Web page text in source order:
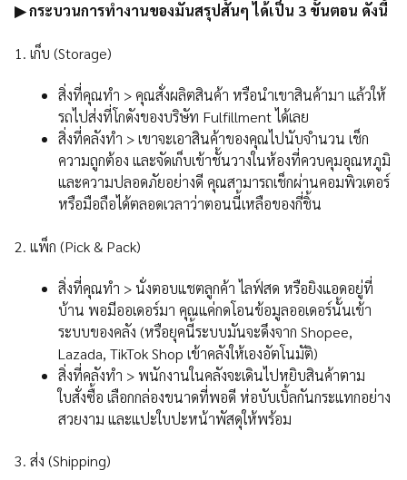
▶ กระบวนการทำงานของมันสรุปสั้นๆ ได้เป็น 3 ขั้นตอน ดังนี้
1. เก็บ (Storage)
สิ่งที่คุณทำ > คุณสั่งผลิตสินค้า หรือนำเขาสินค้ามา แล้วให้
รถไปส่งที่โกดังของบริษัท Fulfillment ได้เลย
สิ่งที่คลังทำ > เขาจะเอาสินค้าของคุณไปนับจำนวน เช็ก
ความถูกต้อง และจัดเก็บเข้าชั้นวางในห้องที่ควบคุมอุณหภูมิ
และความปลอดภัยอย่างดี คุณสามารถเช็กผ่านคอมพิวเตอร์
หรือมือถือได้ตลอดเวลาว่าตอนนี้เหลือของกี่ชิ้น
2. แพ็ก (Pick & Pack)
สิ่งที่คุณทำ > นั่งตอบแชตลูกค้า ไลฟ์สด หรือยิงแอดอยู่ที่
บ้าน พอมีออเดอร์มา คุณแค่กดโอนข้อมูลออเดอร์นั้นเข้า
ระบบของคลัง (หรือยุคนี้ระบบมันจะดึงจาก Shopee,
Lazada, TikTok Shop เข้าคลังให้เองอัตโนมัติ)
สิ่งที่คลังทำ > พนักงานในคลังจะเดินไปหยิบสินค้าตาม
ใบสั่งซื้อ เลือกกล่องขนาดที่พอดี ห่อบับเบิ้ลกันกระแทกอย่าง
สวยงาม และแปะใบปะหน้าพัสดุให้พร้อม
3. ส่ง (Shipping)